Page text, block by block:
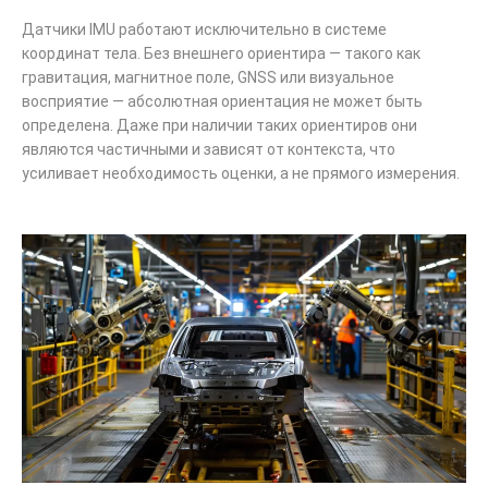
Датчики IMU работают исключительно в системе
координат тела. Без внешнего ориентира — такого как
гравитация, магнитное поле, GNSS или визуальное
восприятие — абсолютная ориентация не может быть
определена. Даже при наличии таких ориентиров они
являются частичными и зависят от контекста, что
усиливает необходимость оценки, а не прямого измерения.